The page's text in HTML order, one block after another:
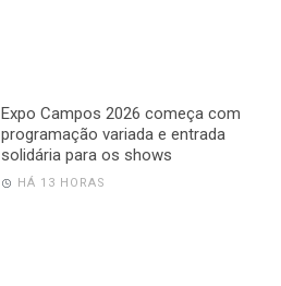
Expo Campos 2026 começa com
programação variada e entrada
solidária para os shows
HÁ 13 HORAS